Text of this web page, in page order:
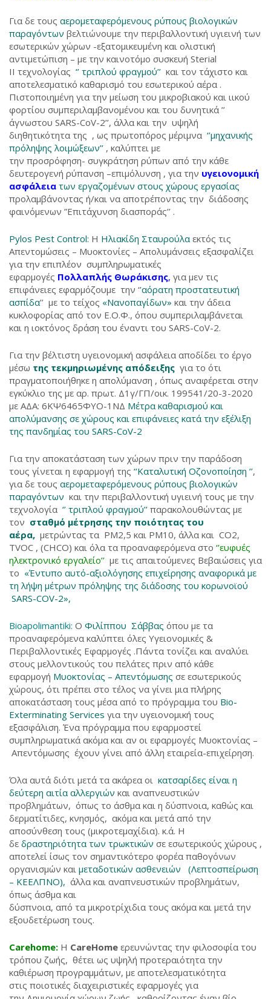
Για δε τους αερομεταφερόμενους ρύπους βιολογικών
παραγόντων βελτιώνουμε την περιβαλλοντική υγιεινή των
εσωτερικών χώρων -εξατομικευμένη και ολιστική
αντιμετώπιση – με την καινοτόμο συσκευή Sterial
II τεχνολογίας ‘’ τριπλού φραγμού’’ και τον τάχιστο και
αποτελεσματικό καθαρισμό του εσωτερικού αέρα .
Πιστοποιημένη για την μείωση του μικροβιακού και ιικού
φορτίου συμπεριλαμβανομένου και του δυνητικά ’’
άγνωστου SARS-CoV-2’’, άλλα και την υψηλή
διηθητικότητα της , ως πρωτοπόρος μέριμνα ‘’μηχανικής
πρόληψης λοιμώξεων’’ , καλύπτει με
την προσρόφηση- συγκράτηση ρύπων από την κάθε
δευτερογενή ρύπανση –επιμόλυνση , για την υγειονομική
ασφάλεια των εργαζομένων στους χώρους εργασίας
προλαμβάνοντας ή/και να αποτρέποντας την διάδοσης
φαινόμενων ”Επιτάχυνση διασποράς’’ .
Pylos Pest Control: Η Ηλιακίδη Σταυρούλαεκτός τις
Απεντομώσεις – Μυοκτονίες – Απολυμάνσεις εξασφαλίζει
για την επιπλέον συμπληρωματικές
εφαρμογές Πολλαπλής Θωράκισης, για μεν τις
επιφάνειες εφαρμόζουμε την ‘’αόρατη προστατευτική
ασπίδα’’ με το τείχος «Νανοπαγίδων» και την άδεια
κυκλοφορίας από τον Ε.Ο.Φ., όπου συμπεριλαμβάνεται
και η ιοκτόνος δράση του έναντι του SARS-CoV-2.
Για την βέλτιστη υγειονομική ασφάλεια αποδίδει το έργο
μέσω της τεκμηριωμένης απόδειξης για το ότι
πραγματοποιήθηκε η απολύμανση , όπως αναφέρεται στην
εγκύκλιο της με αρ. πρωτ. Δ1γ/ΓΠ/οικ. 199541/20-3-2020
με ΑΔΑ: 6ΚΨ6465ΦΥΟ-1ΝΔ Μέτρακαθαρισμού και
απολύμανσης σε χώρους και επιφάνειες κατά την εξέλιξη
της πανδημίας του SARS-CoV-2
Για την αποκατάσταση των χώρων πριν την παράδοση
τους γίνεται η εφαρμογή της ‘‘Καταλυτική Οζονοποίηση ’’,
για δε τους αερομεταφερόμενους ρύπους βιολογικών
παραγόντων και την περιβαλλοντική υγιεινή τους με την
τεχνολογία ‘’ τριπλού φραγμού’’ παρακολουθώντας με
τον σταθμό μέτρησης την ποιότητας του
αέρα, μετρώντας τα PM2,5 και PM10, άλλα και CO2,
TVOC , (CHCO) και όλα τα προαναφερόμενα στο ‘’ευφυές
ηλεκτρονικό εργαλείο’’ με τις απαιτούμενες Βεβαιώσεις για
το «Έντυπο αυτό-αξιολόγησης επιχείρησης αναφορικά με
τη λήψη μέτρων πρόληψης της διάδοσης του κορωνοϊού
SARS-COV-2»,
Bioapolimantiki: Ο Φιλίππου Σάββας όπου με τα
προαναφερόμενα καλύπτει όλες Υγειονομικές &
Περιβαλλοντικές Εφαρμογές .Πάντα τονίζει και αναλύει
στους μελλοντικούς του πελάτες πριν από κάθε
εφαρμογή Μυοκτονίας – Απεντόμωσης σε εσωτερικούς
χώρους, ότι πρέπει στο τέλος να γίνει μια πλήρης
αποκατάσταση τους μέσα από το πρόγραμμα του Bio-
Exterminating Services για την υγειονομική τους
εξασφάλιση. Ένα πρόγραμμα που εφαρμοστεί
συμπληρωματικά ακόμα και αν οι εφαρμογές Μυοκτονίας –
Απεντόμωσης έχουν γίνει από άλλη εταιρεία-επιχείρηση.
Όλα αυτά διότι μετά τα ακάρεα οι κατσαρίδες είναι η
δεύτερη αιτία αλλεργιών και αναπνευστικών
προβλημάτων, όπως το άσθμα και η δύσπνοια, καθώς και
δερματίτιδες, κνησμός, ακόμα και μετά από την
αποσύνθεση τους (μικροτεμαχίδια). κ.ά. Η
δε δραστηριότητα των τρωκτικών σε εσωτερικούς χώρους ,
αποτελεί ίσως τον σημαντικότερο φορέα παθογόνων
οργανισμών και μεταδοτικών ασθενειών (Λεπτοσπείρωση
– ΚΕΕΛΠΝΟ), άλλα και αναπνευστικών προβλημάτων,
όπως άσθμα και
δύσπνοια, από τα μικροτρίχιδια τους ακόμα και μετά την
εξουδετέρωση τους.
Carehome: Η CareHome ερευνώντας την φιλοσοφία του
τρόπου ζωής, θέτει ως υψηλή προτεραιότητα την
καθιέρωση προγραμμάτων, με αποτελεσματικότητα
στις ποιοτικές διαχειριστικές εφαρμογές για